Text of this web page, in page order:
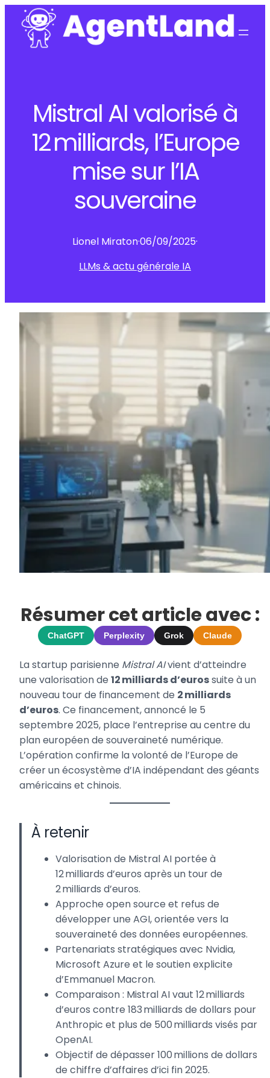
Mistral AI valorisé à
12 milliards, l’Europe
mise sur l’IA
souveraine
Lionel Miraton·06/09/2025·
LLMs & actu générale IA
Résumer cet article avec :
ChatGPT Perplexity Grok Claude
La startup parisienne Mistral AIvient d’atteindre
une valorisation de 12 milliards d’eurossuite à un
nouveau tour de financement de 2 milliards
d’euros. Ce financement, annoncé le 5
septembre 2025, place l’entreprise au centre du
plan européen de souveraineté numérique.
L’opération confirme la volonté de l’Europe de
créer un écosystème d’IA indépendant des géants
américains et chinois.
À retenir
Valorisation de Mistral AI portée à
12 milliards d’euros après un tour de
2 milliards d’euros.
Approche open source et refus de
développer une AGI, orientée vers la
souveraineté des données européennes.
Partenariats stratégiques avec Nvidia,
Microsoft Azure et le soutien explicite
d’Emmanuel Macron.
Comparaison : Mistral AI vaut 12 milliards
d’euros contre 183 milliards de dollars pour
Anthropic et plus de 500 milliards visés par
OpenAI.
Objectif de dépasser 100 millions de dollars
de chiffre d’affaires d’ici fin 2025.